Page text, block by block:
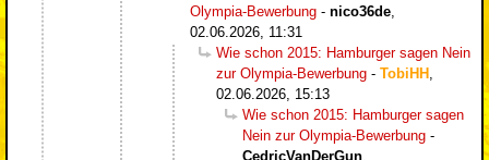
Olympia-Bewerbung - nico36de
02.06.2026, 11:31
Wie schon 2015: Hamburger sagen Nein
zur Olympia-Bewerbung - TobiHH
02.06.2026, 15:13
Wie schon 2015: Hamburger sagen
Nein zur Olympia-Bewerbung -
CedricVanDerGun